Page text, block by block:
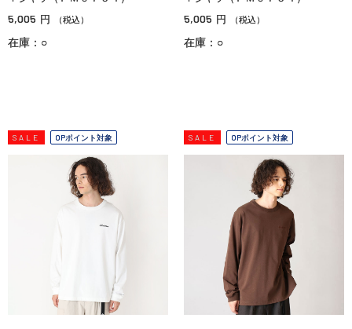
5,005 円 （税込）
在庫：○
5,005 円 （税込）
在庫：○
SALE OPポイント対象 SALE OPポイント対象